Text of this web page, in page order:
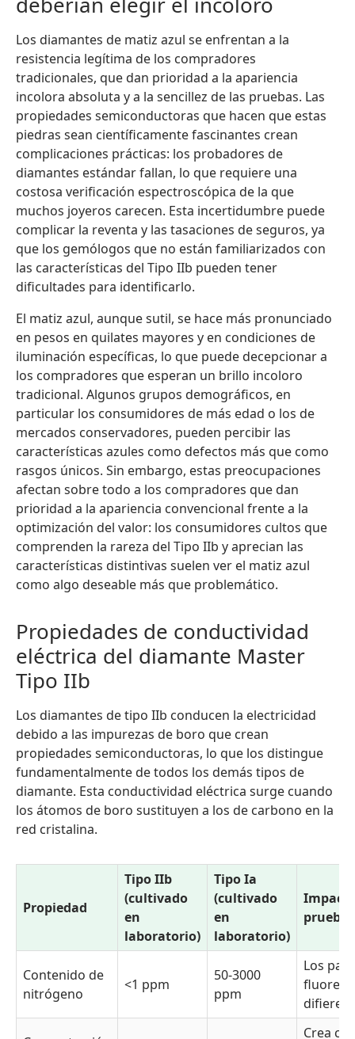
Los diamantes de matiz azul se enfrentan a la
resistencia legítima de los compradores
tradicionales, que dan prioridad a la apariencia
incolora absoluta y a la sencillez de las pruebas. Las
propiedades semiconductoras que hacen que estas
piedras sean científicamente fascinantes crean
complicaciones prácticas: los probadores de
diamantes estándar fallan, lo que requiere una
costosa verificación espectroscópica de la que
muchos joyeros carecen. Esta incertidumbre puede
complicar la reventa y las tasaciones de seguros, ya
que los gemólogos que no están familiarizados con
las características del Tipo IIb pueden tener
dificultades para identificarlo.
El matiz azul, aunque sutil, se hace más pronunciado
en pesos en quilates mayores y en condiciones de
iluminación específicas, lo que puede decepcionar a
los compradores que esperan un brillo incoloro
tradicional. Algunos grupos demográficos, en
particular los consumidores de más edad o los de
mercados conservadores, pueden percibir las
características azules como defectos más que como
rasgos únicos. Sin embargo, estas preocupaciones
afectan sobre todo a los compradores que dan
prioridad a la apariencia convencional frente a la
optimización del valor: los consumidores cultos que
comprenden la rareza del Tipo IIb y aprecian las
características distintivas suelen ver el matiz azul
como algo deseable más que problemático.
Propiedades de conductividad
eléctrica del diamante Master
Tipo IIb
Los diamantes de tipo IIb conducen la electricidad
debido a las impurezas de boro que crean
propiedades semiconductoras, lo que los distingue
fundamentalmente de todos los demás tipos de
diamante. Esta conductividad eléctrica surge cuando
los átomos de boro sustituyen a los de carbono en la
red cristalina.
Propiedad
Tipo IIb
(cultivado
en
laboratorio)
Tipo Ia
(cultivado
en
laboratorio)
prueba
Contenido de
nitrógeno
<1 ppm
50-3000
ppm
Los
difieren
Crea